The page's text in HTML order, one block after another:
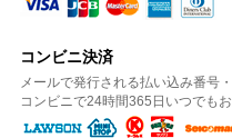
コンビニ決済
メールで発行される払い込み番号
コンビニで24時間365日いつでも